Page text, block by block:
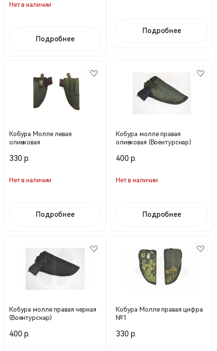
Нет в наличии
Подробнее
Подробнее
Кобура Молле левая
оливковая
330 р.
Нет в наличии
Подробнее
Кобура молле правая
оливковая (Воентурснар)
400 р.
Нет в наличии
Подробнее
Кобура молле правая черная
(Воентурснар)
400 р.
Кобура Молле правая цифра
№1
330 р.